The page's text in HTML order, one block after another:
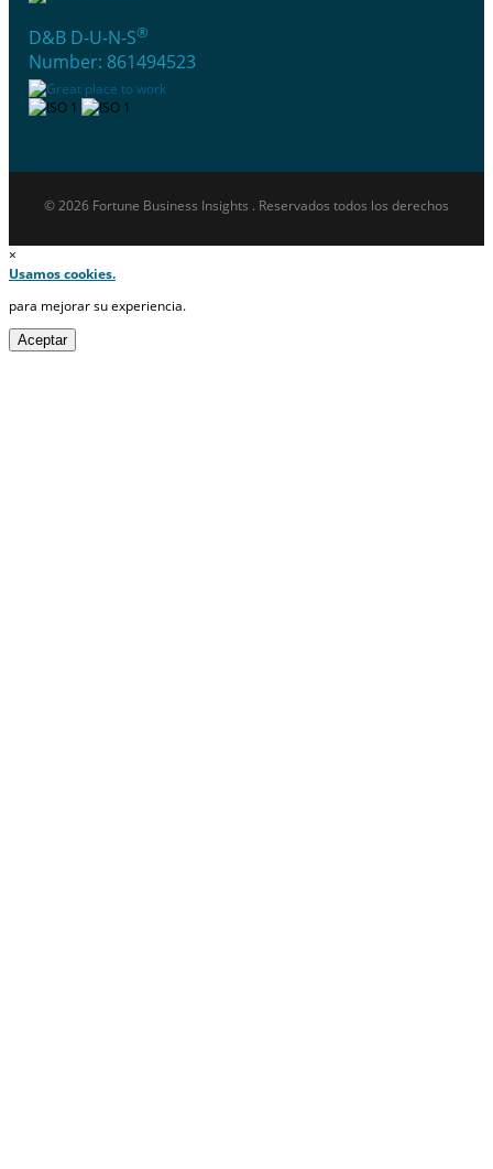
D&B D-U-N-S®
Number: 861494523
© 2026 Fortune Business Insights . Reservados todos los derechos
×
Usamos cookies.
para mejorar su experiencia.
Aceptar